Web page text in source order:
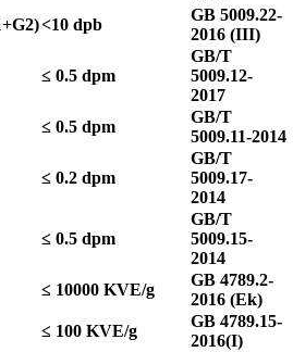
<10 dpb
GB 5009.22-
2016 (III)
≤ 0.5 dpm
GB/T
5009.12-
2017
≤ 0.5 dpm
GB/T
5009.11-2014
≤ 0.2 dpm
GB/T
5009.17-
2014
≤ 0.5 dpm
GB/T
5009.15-
2014
≤ 10000 KVE/g
GB 4789.2-
2016 (Ek)
≤ 100 KVE/g
GB 4789.15-
2016(I)